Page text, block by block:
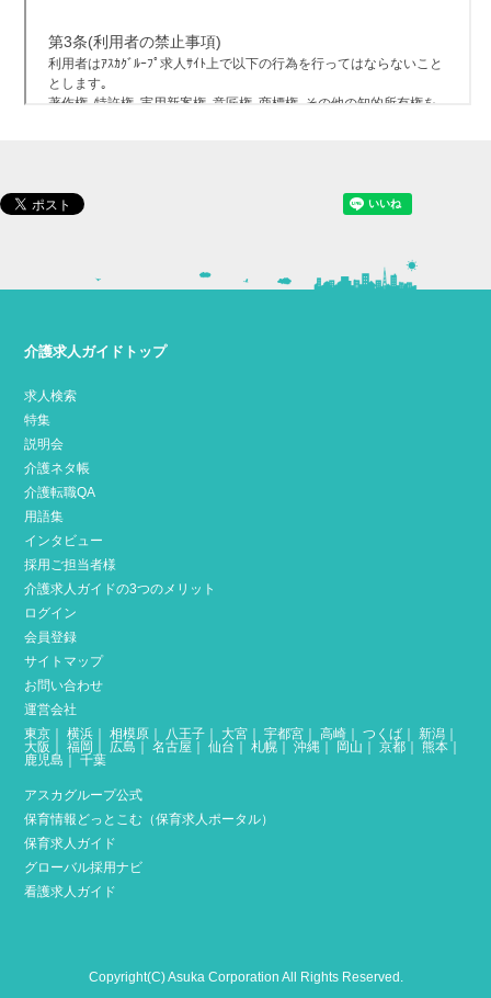
介護求人ガイドトップ
求人検索
特集
説明会
介護ネタ帳
介護転職QA
用語集
インタビュー
採用ご担当者様
介護求人ガイドの3つのメリット
ログイン
会員登録
サイトマップ
お問い合わせ
運営会社
東京 ｜横浜 ｜相模原 八王子 大宮 ｜宇都宮 ｜高崎 ｜つくば 新潟
大阪
｜福岡 広島 ｜名古屋 ｜仙台 ｜札幌 ｜沖縄 岡山 ｜京都 ｜熊本
鹿児島
｜千葉
アスカグループ公式
保育情報どっとこむ（保育求人ポータル）
保育求人ガイド
グローバル採用ナビ
看護求人ガイド
Copyright(C) Asuka Corporation All Rights Reserved.